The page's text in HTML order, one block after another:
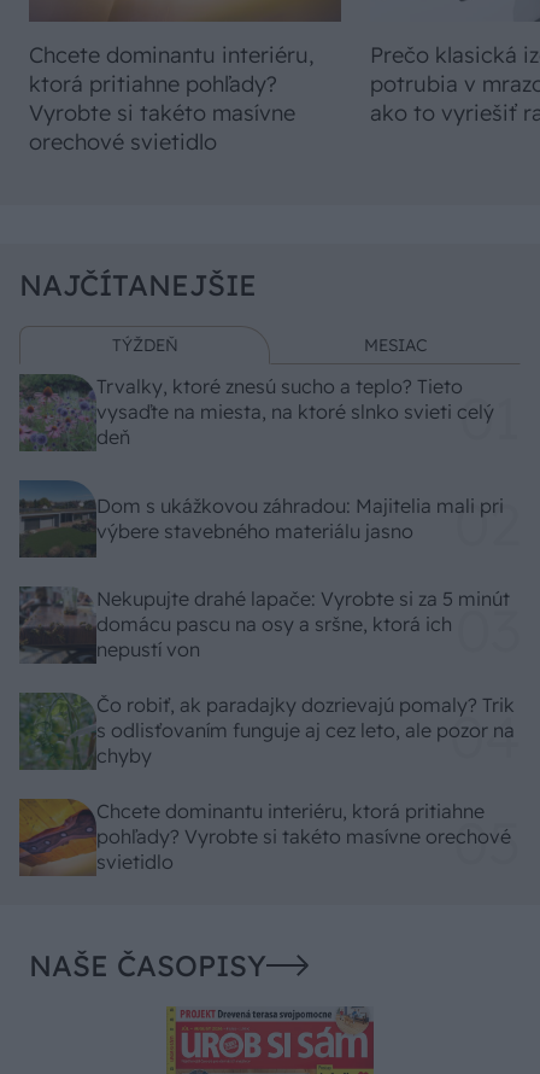
Chcete dominantu interiéru,
ktorá pritiahne pohľady?
Vyrobte si takéto masívne
orechové svietidlo
Prečo klasická
potrubia v
ako to vyriešiť
NAJČÍTANEJŠIE
TÝŽDEŇ MESIAC
Trvalky, ktoré znesú sucho a teplo? Tieto
vysaďte na miesta, na ktoré slnko svieti celý
deň
Dom s ukážkovou záhradou: Majitelia mali pri
výbere stavebného materiálu jasno
Nekupujte drahé lapače: Vyrobte si za 5 minút
domácu pascu na osy a sršne, ktorá ich
nepustí von
Čo robiť, ak paradajky dozrievajú pomaly? Trik
s odlisťovaním funguje aj cez leto, ale pozor na
chyby
Chcete dominantu interiéru, ktorá pritiahne
pohľady? Vyrobte si takéto masívne orechové
svietidlo
NAŠE ČASOPISY